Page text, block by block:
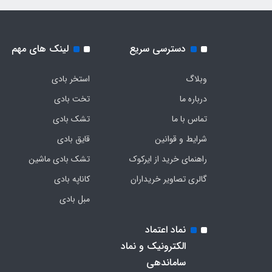
دسترسی سریع
وبلاگ
درباره ما
تماس با ما
شرایط و قوانین
راهنمای خرید از ایرکوک
گالری تصاویر خریداران
لینک های مهم
استخر بادی
تخت بادی
تشک بادی
قایق بادی
تشک بادی ماشین
کاناپه بادی
مبل بادی
نماد اعتماد
الکترونیک و نماد
ساماندهی